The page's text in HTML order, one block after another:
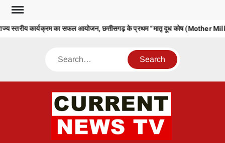
Skip
content
स्तरीय कार्यक्रम का सफल आयोजन, छत्तीसगढ़ के प्रथम “मातृ दूध कोष (Mother Milk
Search